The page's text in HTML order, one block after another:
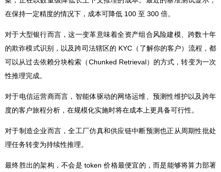
在保持一定精度的情况下，成本可降低 100 至 300 倍。
对于大型银行而言，这一变革意味着全资产组合风险建模、跨数十年
的欺诈模式识别，以及跨司法辖区的 KYC（了解你的客户）流程，都
可以从过去依赖分块检索（Chunked Retrieval）的方式，转变为一次
性推理完成。
对于电信运营商而言，智能体驱动的网络运维、预测性维护以及跨年
度的客户旅程分析，在规模化实施时将在成本上更具备可行性。
对于制造企业而言，全工厂仿真和供应链中断预测也正从周期性批处
理任务转变为持续性推理。
最终胜出的架构，不会是 token价格最便宜的，而是能够将算力部署